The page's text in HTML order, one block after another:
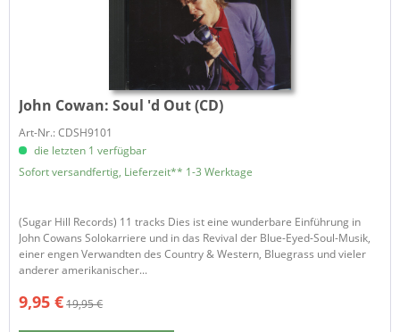
John Cowan: Soul 'd Out (CD)
Art-Nr.: CDSH9101
die letzten 1 verfügbar
Sofort versandfertig, Lieferzeit** 1-3 Werktage
(Sugar Hill Records) 11 tracks Dies ist eine wunderbare Einführung in
John Cowans Solokarriere und in das Revival der Blue-Eyed-Soul-Musik,
einer engen Verwandten des Country & Western, Bluegrass und vieler
anderer amerikanischer...
9,95 €19,95 €